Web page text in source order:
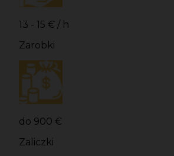
13 - 15 € / h
Zarobki
do 900 €
Zaliczki